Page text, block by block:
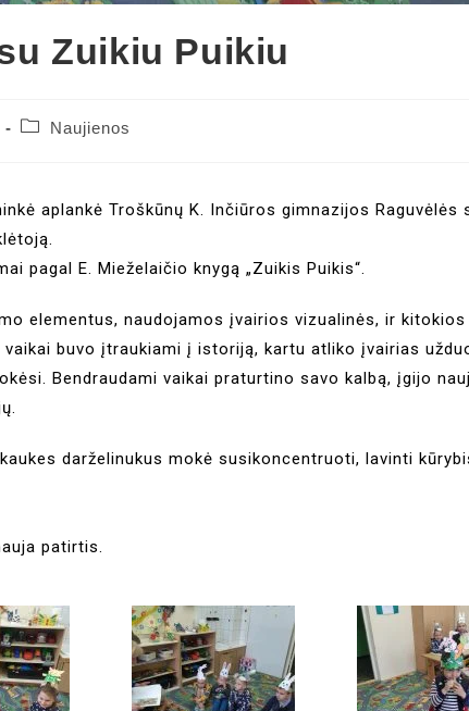
Zuikiu Puikiu
Naujienos
aplankė Troškūnų K. Inčiūros gimnazijos Raguvėlės
pagal E. Mieželaičio knygą „Zuikis Puikis“.
elementus, naudojamos įvairios vizualinės, ir kitokios
buvo įtraukiami į istoriją, kartu atliko įvairias
Bendraudami vaikai praturtino savo kalbą, įgijo
darželinukus mokė susikoncentruoti, lavinti
patirtis.